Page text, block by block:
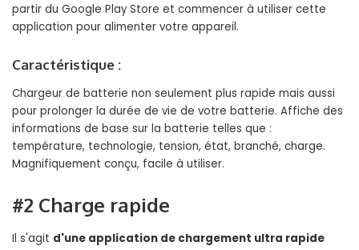
partir du Google Play Store et commencer à utiliser cette
application pour alimenter votre appareil.
Caractéristique :
Chargeur de batterie non seulement plus rapide mais aussi
pour prolonger la durée de vie de votre batterie. Affiche des
informations de base sur la batterie telles que :
température, technologie, tension, état, branché, charge.
Magnifiquement conçu, facile à utiliser.
#2 Charge rapide
Il s'agit d'une application de chargement ultra rapide